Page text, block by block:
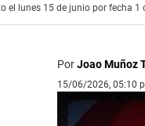
el lunes 15 de junio por fecha
PorJoao Muñoz
15/06/2026, 05:10